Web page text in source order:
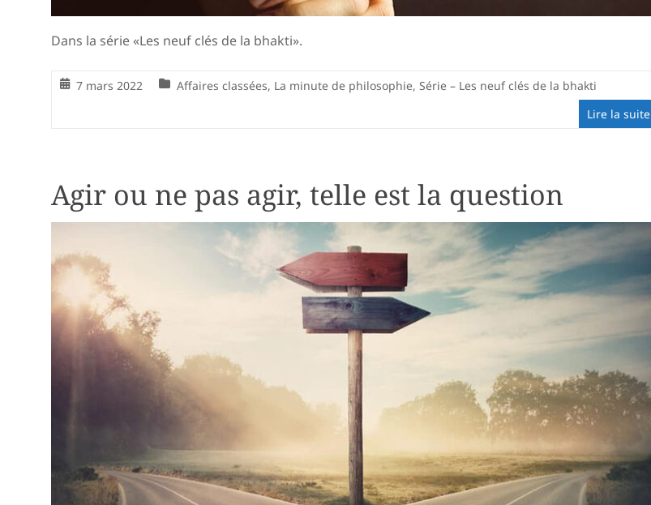
Dans la série «Les neuf clés de la bhakti».
7 mars 2022 Affaires classées, La minute de philosophie, Série – Les neuf clés de la bhakti
Lire la suite
Agir ou ne pas agir, telle est la question